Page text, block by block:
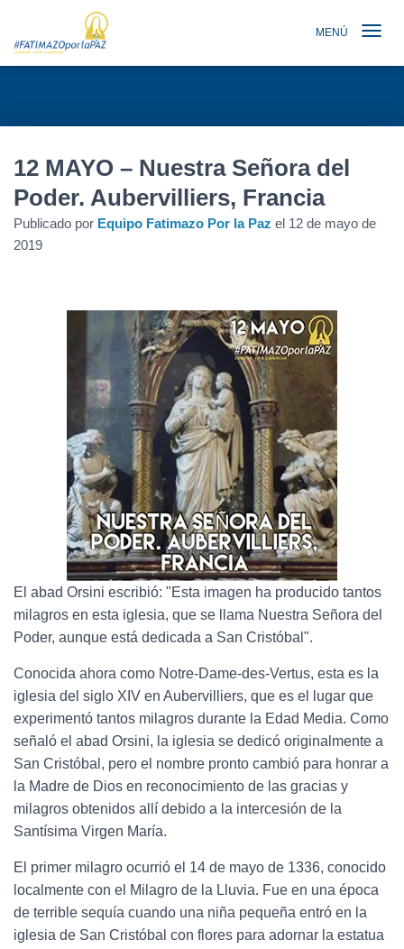
MENÚ
12 MAYO – Nuestra Señora del
Poder. Aubervilliers, Francia
Publicado por Equipo Fatimazo Por la Paz el 12 de mayo de
2019
El abad Orsini escribió: "Esta imagen ha producido tantos
milagros en esta iglesia, que se llama Nuestra Señora del
Poder, aunque está dedicada a San Cristóbal".
Conocida ahora como Notre-Dame-des-Vertus, esta es la
iglesia del siglo XIV en Aubervilliers, que es el lugar que
experimentó tantos milagros durante la Edad Media. Como
señaló el abad Orsini, la iglesia se dedicó originalmente a
San Cristóbal, pero el nombre pronto cambió para honrar a
la Madre de Dios en reconocimiento de las gracias y
milagros obtenidos allí debido a la intercesión de la
Santísima Virgen María.
El primer milagro ocurrió el 14 de mayo de 1336, conocido
localmente con el Milagro de la Lluvia. Fue en una época
de terrible sequía cuando una niña pequeña entró en la
iglesia de San Cristóbal con flores para adornar la estatua